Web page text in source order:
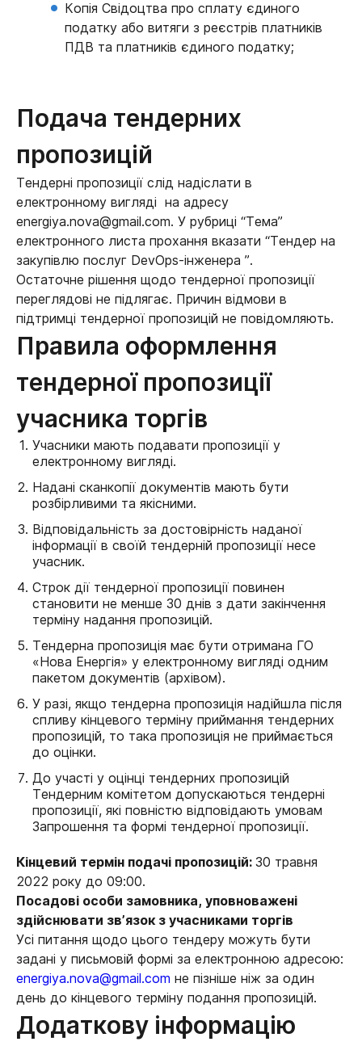
Копія Свідоцтва про сплату єдиного
податку або витяги з реєстрів платників
ПДВ та платників єдиного податку;
Подача тендерних
пропозицій
Тендерні пропозиції слід надіслати в
електронному вигляді на адресу
energiya.nova@gmail.com. У рубриці “Тема”
електронного листа прохання вказати “Тендер на
закупівлю послуг DevOps-інженера ”.
Остаточне рішення щодо тендерної пропозиції
переглядові не підлягає. Причин відмови в
підтримці тендерної пропозицій не повідомляють.
Правила оформлення
тендерної пропозиції
учасника торгів
Учасники мають подавати пропозиції у
електронному вигляді.
Надані сканкопії документів мають бути
розбірливими та якісними.
Відповідальність за достовірність наданої
інформації в своїй тендерній пропозиції несе
учасник.
Строк дії тендерної пропозиції повинен
становити не менше 30 днів з дати закінчення
терміну надання пропозицій.
Тендерна пропозиція має бути отримана ГО
«Нова Енергія» у електронному вигляді одним
пакетом документів (архівом).
У разі, якщо тендерна пропозиція надійшла після
спливу кінцевого терміну приймання тендерних
пропозицій, то така пропозиція не приймається
до оцінки.
До участі у оцінці тендерних пропозицій
Тендерним комітетом допускаються тендерні
пропозиції, які повністю відповідають умовам
Запрошення та формі тендерної пропозиції.
Кінцевий термін подачі пропозицій: 30 травня
2022 року до 09:00.
Посадові особи замовника, уповноважені
здійснювати зв’язок з учасниками торгів
Усі питання щодо цього тендеру можуть бути
задані у письмовій формі за електронною адресою:
energiya.nova@gmail.com не пізніше ніж за один
день до кінцевого терміну подання пропозицій.
Додаткову інформацію